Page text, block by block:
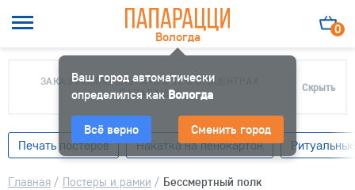
Вологда
Ваш город автоматически
определился как Вологда
Всё верно Сменить город
0
ЗАКАЗ МОЖНО ЗАБРАТЬ В 10 ФОТОЦЕНТРАХ
ПАПАРАЦЦИ
Скрыть
Печать постеров Накатка на пенокартон
Главная / Постеры и рамки / Бессмертный полк